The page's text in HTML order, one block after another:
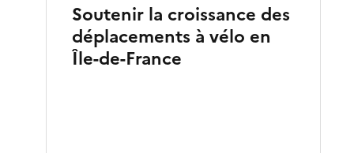
Soutenir la croissance des
déplacements à vélo en
Île-de-France